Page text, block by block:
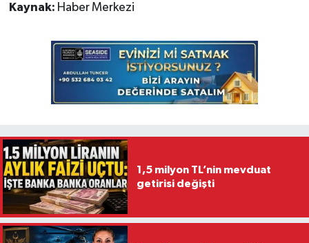
Kaynak: Haber Merkezi
1,5 milyon TL’nin mevduat
getirisi değişti